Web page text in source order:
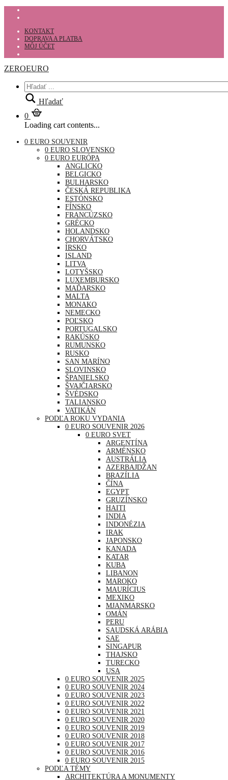
KONTAKT
DOPRAVA A PLATBA
MÔJ ÚČET
ZEROEURO
Hľadať
0
Loading cart contents...
0 EURO SOUVENIR
0 EURO SLOVENSKO
0 EURO EURÓPA
ANGLICKO
BELGICKO
BULHARSKO
ČESKÁ REPUBLIKA
ESTÓNSKO
FÍNSKO
FRANCÚZSKO
GRÉCKO
HOLANDSKO
CHORVÁTSKO
ÍRSKO
ISLAND
LITVA
LOTYŠSKO
LUXEMBURSKO
MAĎARSKO
MALTA
MONAKO
NEMECKO
POĽSKO
PORTUGALSKO
RAKÚSKO
RUMUNSKO
RUSKO
SAN MARÍNO
SLOVINSKO
ŠPANIELSKO
ŠVAJČIARSKO
ŠVÉDSKO
TALIANSKO
VATIKÁN
PODĽA ROKU VYDANIA
0 EURO SOUVENIR 2026
0 EURO SVET
ARGENTÍNA
ARMÉNSKO
AUSTRÁLIA
AZERBAJDŽAN
BRAZÍLIA
ČÍNA
EGYPT
GRUZÍNSKO
HAITI
INDIA
INDONÉZIA
IRAK
JAPONSKO
KANADA
KATAR
KUBA
LIBANON
MAROKO
MAURÍCIUS
MEXIKO
MJANMARSKO
OMÁN
PERU
SAUDSKÁ ARÁBIA
SAE
SINGAPUR
THAJSKO
TURECKO
USA
0 EURO SOUVENIR 2025
0 EURO SOUVENIR 2024
0 EURO SOUVENIR 2023
0 EURO SOUVENIR 2022
0 EURO SOUVENIR 2021
0 EURO SOUVENIR 2020
0 EURO SOUVENIR 2019
0 EURO SOUVENIR 2018
0 EURO SOUVENIR 2017
0 EURO SOUVENIR 2016
0 EURO SOUVENIR 2015
PODĽA TÉMY
ARCHITEKTÚRA A MONUMENTY